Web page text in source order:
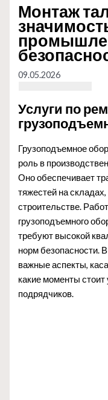
Монтаж
09.05.2026
Услуги по
Грузоподъемное
роль в
Оно обеспечивает
тяжестей на
строительстве.
грузоподъемного
требуют высокой
норм безопасности.
важные аспекты,
какие моменты
подрядчиков.